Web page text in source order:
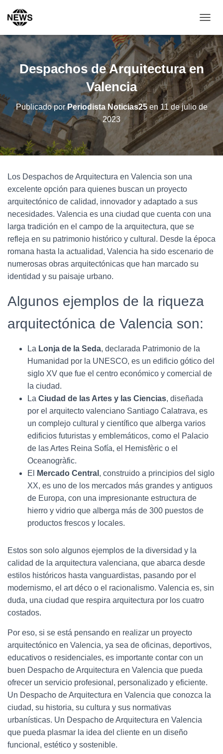
A
M
B
R
M
D
A
I
Despachos de Arquitectura en
Valencia
Publicado porPeriodista Noticias25en 11 de julio de
2023
Los Despachos de Arquitectura en Valencia son una
excelente opción para quienes buscan un proyecto
arquitectónico de calidad, innovador y adaptado a sus
necesidades. Valencia es una ciudad que cuenta con una
larga tradición en el campo de la arquitectura, que se
refleja en su patrimonio histórico y cultural. Desde la época
romana hasta la actualidad, Valencia ha sido escenario de
numerosas obras arquitectónicas que han marcado su
identidad y su paisaje urbano.
Algunos ejemplos de la riqueza
arquitectónica de Valencia son:
La Lonja de la Seda, declarada Patrimonio de la
Humanidad por la UNESCO, es un edificio gótico del
siglo XV que fue el centro económico y comercial de
la ciudad.
La Ciudad de las Artes y las Ciencias, diseñada
por el arquitecto valenciano Santiago Calatrava, es
un complejo cultural y científico que alberga varios
edificios futuristas y emblemáticos, como el Palacio
de las Artes Reina Sofía, el Hemisfèric o el
Oceanogràfic.
El
Mercado Central , construido a principios del siglo
XX, es uno de los mercados más grandes y antiguos
de Europa, con una impresionante estructura de
hierro y vidrio que alberga más de 300 puestos de
productos frescos y locales.
Estos son solo algunos ejemplos de la diversidad y la
calidad de la arquitectura valenciana, que abarca desde
estilos históricos hasta vanguardistas, pasando por el
modernismo, el art déco o el racionalismo. Valencia es, sin
duda, una ciudad que respira arquitectura por los cuatro
costados.
Por eso, si se está pensando en realizar un proyecto
arquitectónico en Valencia, ya sea de oficinas, deportivos,
educativos o residenciales, es importante contar con un
buen Despacho de Arquitectura en Valencia que pueda
ofrecer un servicio profesional, personalizado y eficiente.
Un Despacho de Arquitectura en Valencia que conozca la
ciudad, su historia, su cultura y sus normativas
urbanísticas. Un Despacho de Arquitectura en Valencia
que pueda plasmar la idea del cliente en un diseño
funcional, estético y sostenible.